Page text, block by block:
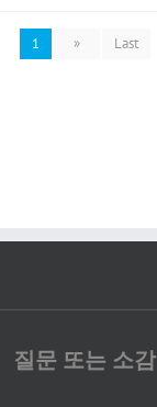
1 » Last
질문 또는 소감